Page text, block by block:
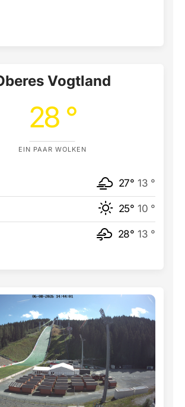
Vogtland
28 °
EIN PAAR WOLKEN
27° 13 °
25° 10 °
28° 13 °